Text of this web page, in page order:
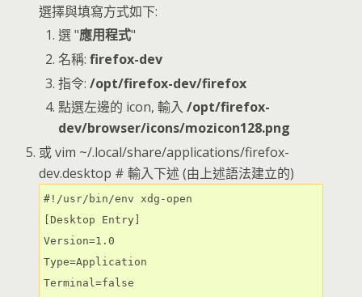
選擇與填寫方式如下:
選 "應用程式"
名稱:firefox-dev
指令:/opt/firefox-dev/firefox
點選左邊的 icon, 輸入/opt/firefox-
dev/browser/icons/mozicon128.png
或 vim ~/.local/share/applications/firefox-
dev.desktop # 輸入下述 (由上述語法建立的)
#!/usr/bin/env xdg-open
[Desktop Entry]
Version=1.0
Type=Application
Terminal=false